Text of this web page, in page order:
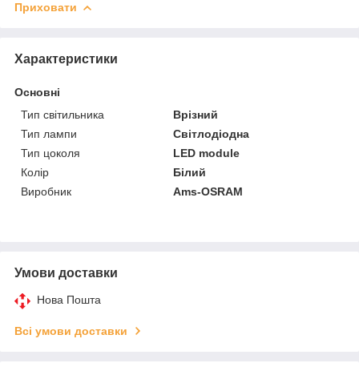
Приховати
Характеристики
Основні
Тип світильника
Врізний
Тип лампи
Світлодіодна
Тип цоколя
LED module
Колір
Білий
Виробник
Ams-OSRAM
Умови доставки
Нова Пошта
Всі умови доставки